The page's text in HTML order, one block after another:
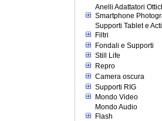
Anelli Adattatori
Smartphone
Supporti Tablet e
Filtri
Fondali e Supporti
Still Life
Repro
Camera oscura
Supporti RIG
Mondo Video
Mondo Audio
Flash